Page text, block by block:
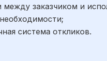
заказчиком и
система откликов.